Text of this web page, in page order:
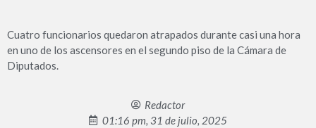
Cuatro funcionarios quedaron atrapados durante casi una hora
en uno de los ascensores en el segundo piso de la Cámara de
Diputados.
Redactor
01:16 pm, 31 de julio, 2025